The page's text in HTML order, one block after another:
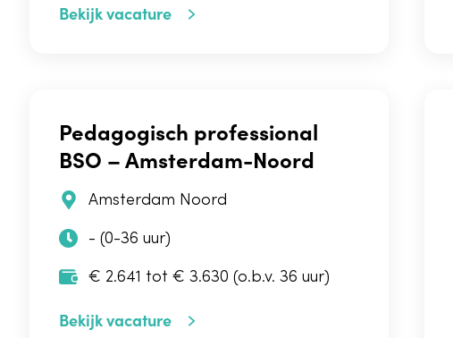
Bekijk vacature
Pedagogisch professional
BSO – Amsterdam-Noord
Amsterdam Noord
- (0-36 uur)
€ 2.641 tot € 3.630 (o.b.v. 36 uur)
Bekijk vacature